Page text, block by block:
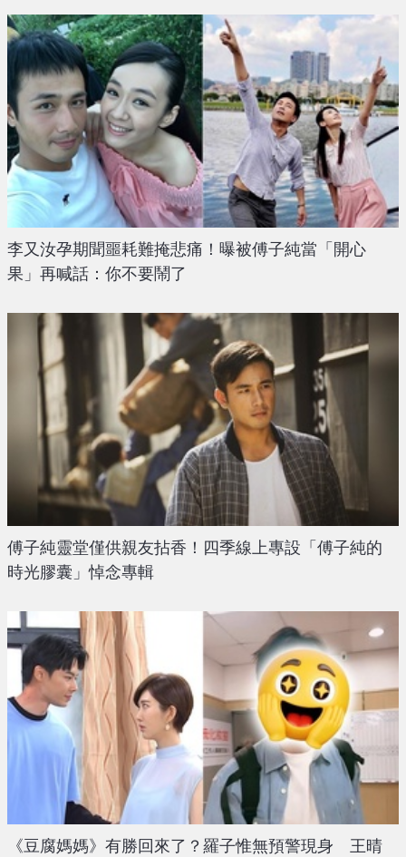
李又汝孕期聞噩耗難掩悲痛！曝被傅子純當「開心
果」再喊話：你不要鬧了
傅子純靈堂僅供親友拈香！四季線上專設「傅子純的
時光膠囊」悼念專輯
《豆腐媽媽》有勝回來了？羅子惟無預警現身 王晴